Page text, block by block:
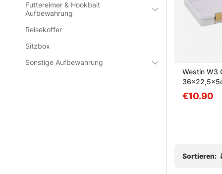
Futtereimer & Hookbait
Aufbewahrung
Reisekoffer
Sitzbox
Sonstige Aufbewahrung
Was ist
Westin W3
€10.90
Sortieren: